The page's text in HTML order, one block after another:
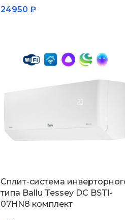
24950 ₽
Сплит-система
типа Ballu Tessey DC BSTI-
07HN8 комплект